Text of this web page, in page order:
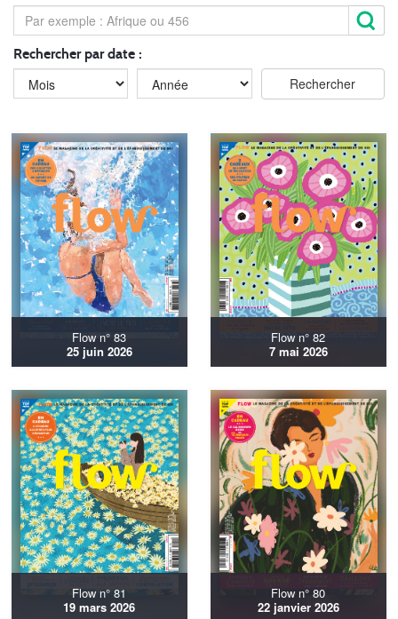
Rechercher par date :
Flow n° 83
25 juin 2026
Flow n° 82
7 mai 2026
Flow n° 81
19 mars 2026
Flow n° 80
22 janvier 2026